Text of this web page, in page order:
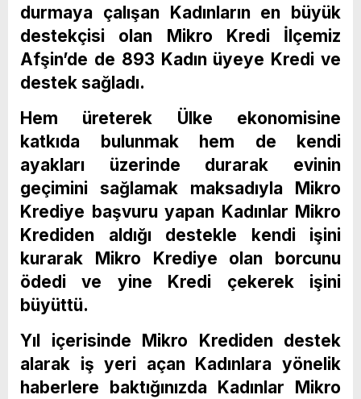
durmaya çalışan Kadınların en büyük
destekçisi olan Mikro Kredi İlçemiz
Afşin’de de 893 Kadın üyeye Kredi ve
destek sağladı.
Hem üreterek Ülke ekonomisine
katkıda bulunmak hem de kendi
ayakları üzerinde durarak evinin
geçimini sağlamak maksadıyla Mikro
Krediye başvuru yapan Kadınlar Mikro
Krediden aldığı destekle kendi işini
kurarak Mikro Krediye olan borcunu
ödedi ve yine Kredi çekerek işini
büyüttü.
Yıl içerisinde Mikro Krediden destek
alarak iş yeri açan Kadınlara yönelik
haberlere baktığınızda Kadınlar Mikro